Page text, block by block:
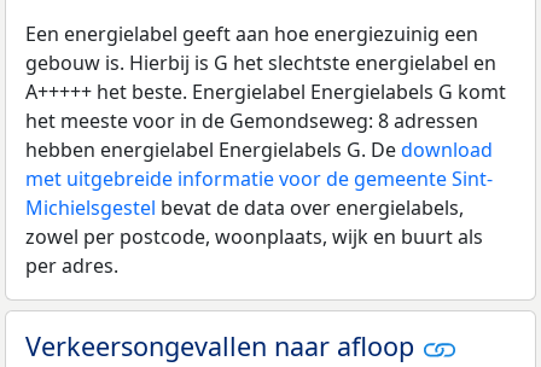
Een energielabel geeft aan hoe energiezuinig een
gebouw is. Hierbij is G het slechtste energielabel en
A+++++ het beste. Energielabel Energielabels G komt
het meeste voor in de Gemondseweg: 8 adressen
hebben energielabel Energielabels G. Dedownload
met uitgebreide informatie voor de gemeente Sint-
Michielsgestel bevat de data over energielabels,
zowel per postcode, woonplaats, wijk en buurt als
per adres.
Verkeersongevallen naar afloop